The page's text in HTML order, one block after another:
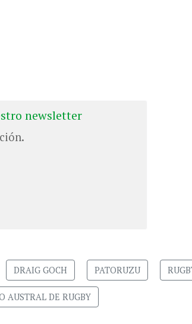
newsletter
DRAIG GOCH PATORUZU
AUSTRAL DE RUGBY